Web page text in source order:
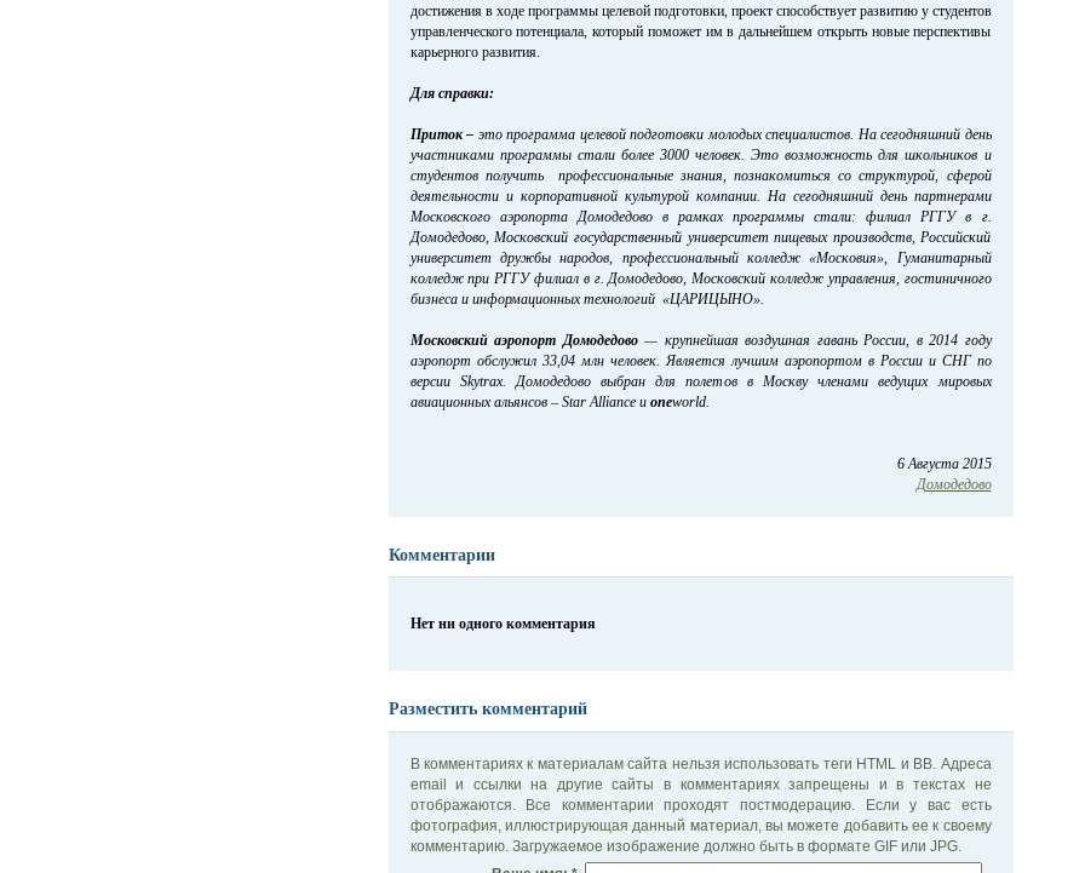
достижения в ходе программы целевой подготовки, проект способствует развитию у студентов
управленческого потенциала, который поможет им в дальнейшем открыть новые перспективы
карьерного развития.
Для справки:
Приток – это программа целевойподготовки молодых специалистов. На сегодняшний день
участниками программы стали более 3000 человек. Это возможность для школьников и
студентов получить профессиональные знания, познакомиться со структурой, сферой
деятельности и корпоративной культурой компании. На сегодняшний день партнерами
Московского аэропорта Домодедово в рамках программы стали: филиал РГГУ в г.
Домодедово, Московский государственный университет пищевых производств, Российский
университет дружбы народов, профессиональный колледж «Московия», Гуманитарный
колледж при РГГУ филиал в г. Домодедово, Московский колледж управления, гостиничного
бизнеса и информационных технологий «ЦАРИЦЫНО».
Московский аэропорт Домодедово— крупнейшая воздушная гавань России, в 2014 году
аэропорт обслужил 33,04 млн человек. Является лучшим аэропортом в России и СНГ по
версии Skytrax. Домодедово выбран для полетов в Москву членами ведущих мировых
авиационных альянсов – Star Alliance иoneworld.
6 Августа 2015
Домодедово
Комментарии
Нет ни одного комментария
Разместить комментарий
В комментариях к материалам сайта нельзя использовать теги HTML и BB. Адреса
email и ссылки на другие сайты в комментариях запрещены и в текстах не
отображаются. Все комментарии проходят постмодерацию. Если у вас есть
фотография, иллюстрирующая данный материал, вы можете добавить ее к своему
комментарию. Загружаемое изображение должно быть в формате GIF или JPG.